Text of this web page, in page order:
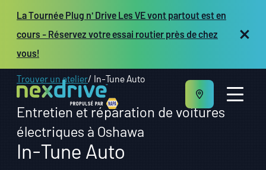
La Tournée Plug n' Drive Les VE vont partout est en
cours - Réservez votre essai routier près de chez
vous!
Trouver un atelier In-Tune Auto
Entretien et réparation de voitures
électriques à Oshawa
In-Tune Auto